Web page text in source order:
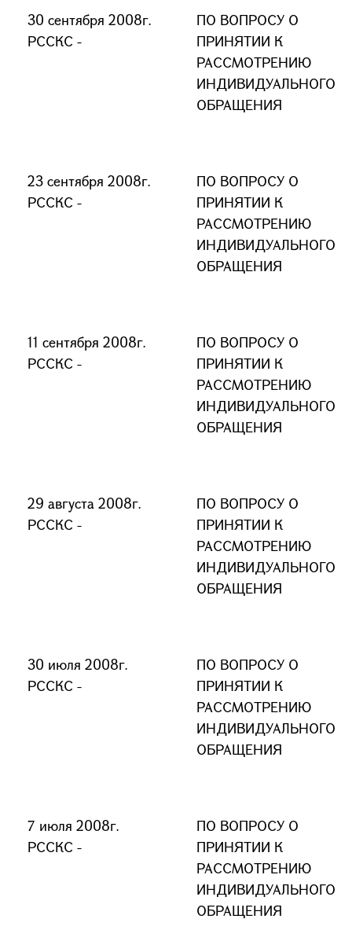
30 сентября 2008г.
РССКС -
ПО ВОПРОСУ О
ПРИНЯТИИ К
РАССМОТРЕНИЮ
ИНДИВИДУАЛЬНОГО
ОБРАЩЕНИЯ
23 сентября 2008г.
РССКС -
ПО ВОПРОСУ О
ПРИНЯТИИ К
РАССМОТРЕНИЮ
ИНДИВИДУАЛЬНОГО
ОБРАЩЕНИЯ
11 сентября 2008г.
РССКС -
ПО ВОПРОСУ О
ПРИНЯТИИ К
РАССМОТРЕНИЮ
ИНДИВИДУАЛЬНОГО
ОБРАЩЕНИЯ
29 августа 2008г.
РССКС -
ПО ВОПРОСУ О
ПРИНЯТИИ К
РАССМОТРЕНИЮ
ИНДИВИДУАЛЬНОГО
ОБРАЩЕНИЯ
30 июля 2008г.
РССКС -
ПО ВОПРОСУ О
ПРИНЯТИИ К
РАССМОТРЕНИЮ
ИНДИВИДУАЛЬНОГО
ОБРАЩЕНИЯ
7 июля 2008г.
РССКС -
ПО ВОПРОСУ О
ПРИНЯТИИ К
РАССМОТРЕНИЮ
ИНДИВИДУАЛЬНОГО
ОБРАЩЕНИЯ